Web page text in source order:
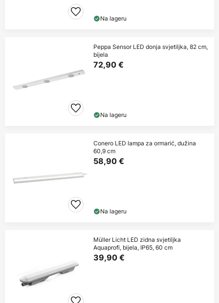
Na lageru
Peppa Sensor LED donja svjetiljka, 82 cm,
bijela
72,90 €
Na lageru
Conero LED lampa za ormarić, dužina
60,9 cm
58,90 €
Na lageru
Müller Licht LED zidna svjetiljka
Aquaprofi, bijela, IP65, 60 cm
39,90 €